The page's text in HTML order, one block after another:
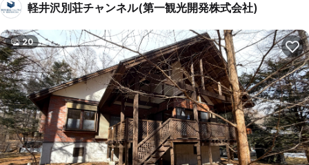
軽井沢別荘チャンネル(第一観光開発株式会社)
20